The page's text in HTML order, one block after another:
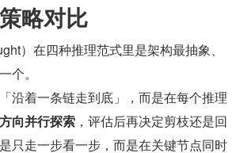
略对比
）在四种推理范式里是架构最抽象、
个。
沿着一条链走到底」，而是在每个推理
向并行探索 ，评估后再决定剪枝还是回
走一步看一步，而是在关键节点同时